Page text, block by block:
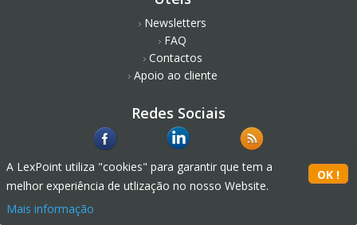
Newsletters
FAQ
Contactos
Apoio ao cliente
Redes Sociais
A LexPoint utiliza "cookies" para garantir que tem a
melhor experiência de utlização no nosso Website.
Mais informação